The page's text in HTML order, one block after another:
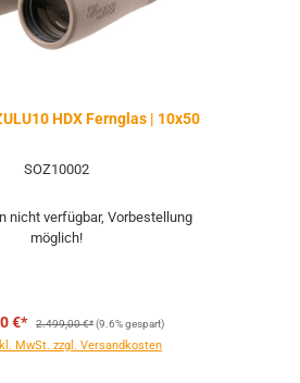
HDX Fernglas | 10x50
SOZ10002
nicht verfügbar, Vorbestellung
möglich!
€* Regulärer Preis:
2.499,00 €*(9.6% gespart)
MwSt. zzgl. Versandkosten